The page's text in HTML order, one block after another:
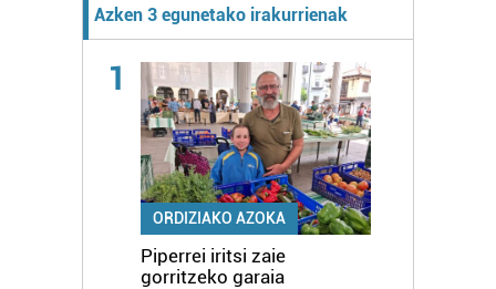
Azken 3 egunetako irakurrienak
1
ORDIZIAKO AZOKA
Piperrei iritsi zaie
gorritzeko garaia